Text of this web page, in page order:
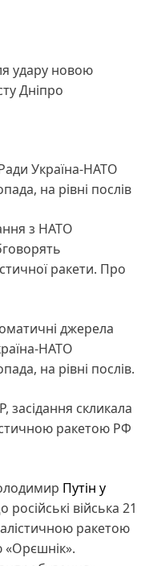
удару новою
Дніпро
Україна-НАТО
на рівні послів
з НАТО
ракети. Про
джерела
НАТО
на рівні послів.
засідання скликала
ракетою РФ
Путін у
російські війська 21
ракетою
«Орєшнік».